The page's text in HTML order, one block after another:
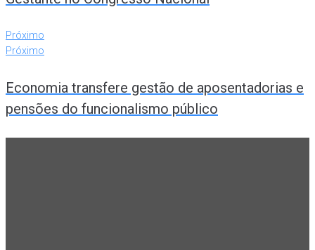
Próximo
Próximo
Economia transfere gestão de aposentadorias e
pensões do funcionalismo público